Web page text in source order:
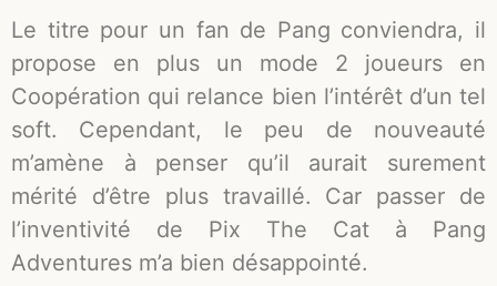
Le titre pour un fan de Pang conviendra, il
propose en plus un mode 2 joueurs en
Coopération qui relance bien l’intérêt d’un tel
soft. Cependant, le peu de nouveauté
m’amène à penser qu’il aurait surement
mérité d’être plus travaillé. Car passer de
l’inventivité de Pix The Cat à Pang
Adventures m’a bien désappointé.